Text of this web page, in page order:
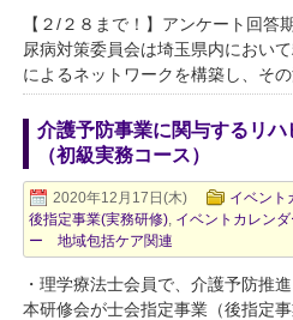
【２/２８まで！】アンケート回答
尿病対策委員会は埼玉県内におい
によるネットワークを構築し、そ
介護予防事業に関与するリ
（初級実務コース）
2020年12月17日(木)
イベン
後指定事業(実務研修) イベントカレン
ー 地域包括ケア関連
・理学療法士会員で、介護予防推
本研修会が士会指定事業（後指定事